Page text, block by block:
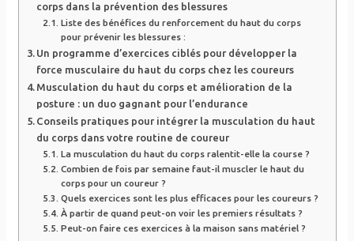
corps dans la prévention des blessures
Liste des bénéfices du renforcement du haut du corps
pour prévenir les blessures :
Un programme d’exercices ciblés pour développer la
force musculaire du haut du corps chez les coureurs
Musculation du haut du corps et amélioration de la
posture : un duo gagnant pour l’endurance
Conseils pratiques pour intégrer la musculation du haut
du corps dans votre routine de coureur
La musculation du haut du corps ralentit-elle la course ?
Combien de fois par semaine faut-il muscler le haut du
corps pour un coureur ?
Quels exercices sont les plus efficaces pour les coureurs ?
À partir de quand peut-on voir les premiers résultats ?
Peut-on faire ces exercices à la maison sans matériel ?